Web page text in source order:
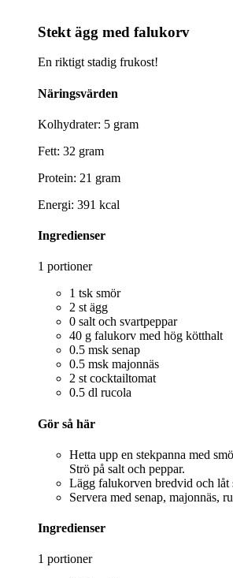
Stekt ägg med falukorv
En riktigt stadig frukost!
Näringsvärden
Kolhydrater: 5 gram
Fett: 32 gram
Protein: 21 gram
Energi: 391 kcal
Ingredienser
1 portioner
1 tsk smör
2 st ägg
0 salt och svartpeppar
40 g falukorv med hög kötthalt
0.5 msk senap
0.5 msk majonnäs
2 st cocktailtomat
0.5 dl rucola
Gör så här
Hetta upp en stekpanna med
Strö på salt och peppar.
Lägg falukorven bredvid och låt
Servera med senap, majonnäs,
Ingredienser
1 portioner